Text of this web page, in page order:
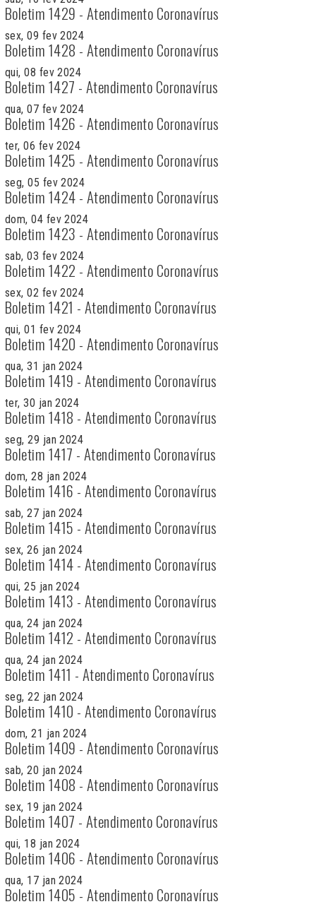
Boletim 1429 - Atendimento Coronavírus
sex, 09 fev 2024
Boletim 1428 - Atendimento Coronavírus
qui, 08 fev 2024
Boletim 1427 - Atendimento Coronavírus
qua, 07 fev 2024
Boletim 1426 - Atendimento Coronavírus
ter, 06 fev 2024
Boletim 1425 - Atendimento Coronavírus
seg, 05 fev 2024
Boletim 1424 - Atendimento Coronavírus
dom, 04 fev 2024
Boletim 1423 - Atendimento Coronavírus
sab, 03 fev 2024
Boletim 1422 - Atendimento Coronavírus
sex, 02 fev 2024
Boletim 1421 - Atendimento Coronavírus
qui, 01 fev 2024
Boletim 1420 - Atendimento Coronavírus
qua, 31 jan 2024
Boletim 1419 - Atendimento Coronavírus
ter, 30 jan 2024
Boletim 1418 - Atendimento Coronavírus
seg, 29 jan 2024
Boletim 1417 - Atendimento Coronavírus
dom, 28 jan 2024
Boletim 1416 - Atendimento Coronavírus
sab, 27 jan 2024
Boletim 1415 - Atendimento Coronavírus
sex, 26 jan 2024
Boletim 1414 - Atendimento Coronavírus
qui, 25 jan 2024
Boletim 1413 - Atendimento Coronavírus
qua, 24 jan 2024
Boletim 1412 - Atendimento Coronavírus
qua, 24 jan 2024
Boletim 1411 - Atendimento Coronavírus
seg, 22 jan 2024
Boletim 1410 - Atendimento Coronavírus
dom, 21 jan 2024
Boletim 1409 - Atendimento Coronavírus
sab, 20 jan 2024
Boletim 1408 - Atendimento Coronavírus
sex, 19 jan 2024
Boletim 1407 - Atendimento Coronavírus
qui, 18 jan 2024
Boletim 1406 - Atendimento Coronavírus
qua, 17 jan 2024
Boletim 1405 - Atendimento Coronavírus